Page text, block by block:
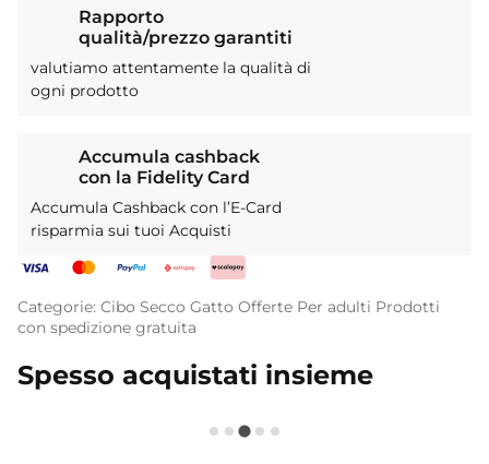
Rapporto
qualità/prezzo garantiti
valutiamo attentamente la qualità di
ogni prodotto
Accumula cashback
con la Fidelity Card
Accumula Cashback con l’E-Card
risparmia sui tuoi Acquisti
Categorie: Cibo Secco Gatto Offerte Per adulti Prodotti
con spedizione gratuita
Spesso acquistati insieme